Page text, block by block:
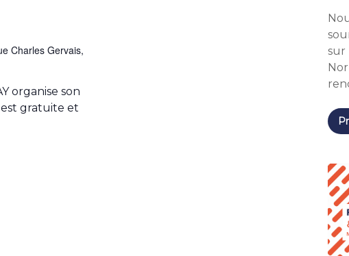
Charles Gervais,
organise son
est gratuite et
sur